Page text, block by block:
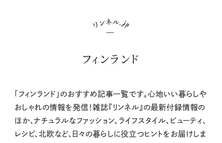
フィンランド
「フィンランド」のおすすめ記事一覧です。心地いい暮らしや
おしゃれの情報を発信！雑誌『リンネル』の最新付録情報の
ほか、ナチュラルなファッション、ライフスタイル、ビューティ、
レシピ、北欧など、日々の暮らしに役立つヒントをお届けしま